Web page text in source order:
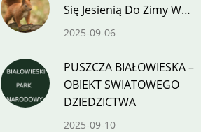
Się Jesienią Do Zimy W…
2025-09-06
PUSZCZA BIAŁOWIESKA –
OBIEKT SWIATOWEGO
DZIEDZICTWA
2025-09-10